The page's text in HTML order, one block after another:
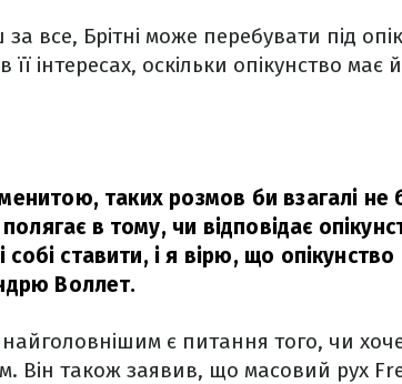
все, Брітні може перебувати під
інтересах, оскільки опікунство має
таких розмов би взагалі не
в тому, чи відповідає
ставити, і я вірю, що опікунство
Воллет.
є питання того, чи хоче
Він також заявив, що масовий рух